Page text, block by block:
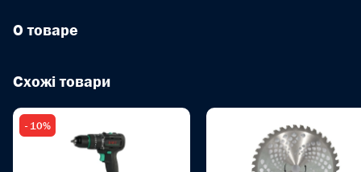
О товаре
Схожі товари
- 10%